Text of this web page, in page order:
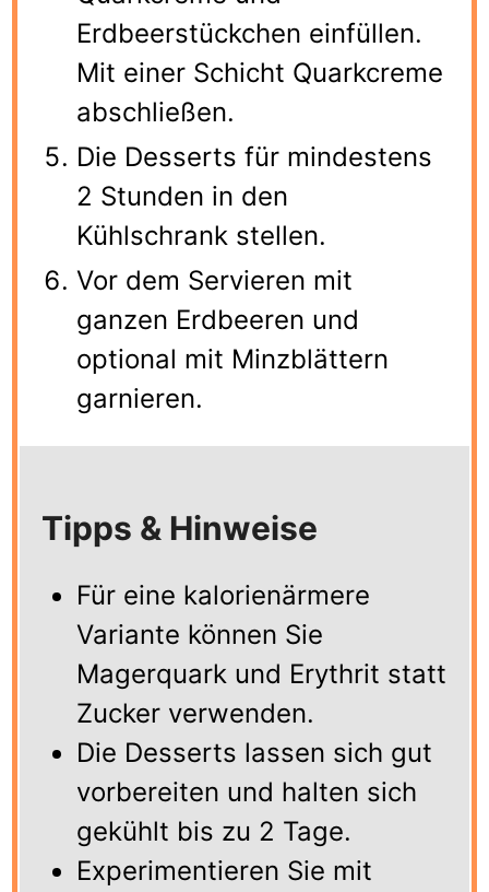
Erdbeerstückchen einfüllen.
Mit einer Schicht Quarkcreme
abschließen.
Die Desserts für mindestens
2 Stunden in den
Kühlschrank stellen.
Vor dem Servieren mit
ganzen Erdbeeren und
optional mit Minzblättern
garnieren.
Tipps & Hinweise
Für eine kalorienärmere
Variante können Sie
Magerquark und Erythrit statt
Zucker verwenden.
Die Desserts lassen sich gut
vorbereiten und halten sich
gekühlt bis zu 2 Tage.
Experimentieren Sie mit